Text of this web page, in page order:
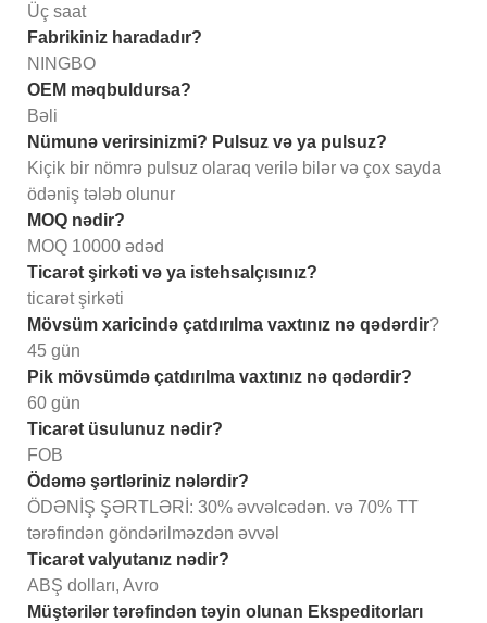
Üç saat
Fabrikiniz haradadır?
NINGBO
OEM məqbuldursa?
Bəli
Nümunə verirsinizmi? Pulsuz və ya pulsuz?
Kiçik bir nömrə pulsuz olaraq verilə bilər və çox sayda
ödəniş tələb olunur
MOQ nədir?
MOQ 10000 ədəd
Ticarət şirkəti və ya istehsalçısınız?
ticarət şirkəti
Mövsüm xaricində çatdırılma vaxtınız nə qədərdir?
45 gün
Pik mövsümdə çatdırılma vaxtınız nə qədərdir?
60 gün
Ticarət üsulunuz nədir?
FOB
Ödəmə şərtləriniz nələrdir?
ÖDƏNİŞ ŞƏRTLƏRİ: 30% əvvəlcədən. və 70% TT
tərəfindən göndərilməzdən əvvəl
Ticarət valyutanız nədir?
ABŞ dolları, Avro
Müştərilər tərəfindən təyin olunan Ekspeditorları